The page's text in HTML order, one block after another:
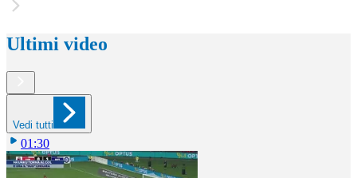
Ultimi video
Vedi tutti
01:30